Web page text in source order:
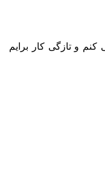
و تازگی کار برایم